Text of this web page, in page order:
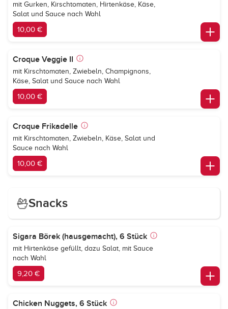
mit Gurken, Kirschtomaten, Hirtenkäse, Käse,
Salat und Sauce nach Wahl
10,00 €
Croque Veggie II
mit Kirschtomaten, Zwiebeln, Champignons,
Käse, Salat und Sauce nach Wahl
10,00 €
Croque Frikadelle
mit Kirschtomaten, Zwiebeln, Käse, Salat und
Sauce nach Wahl
10,00 €
Snacks
Sigara Börek (hausgemacht), 6 Stück
mit Hirtenkäse gefüllt, dazu Salat, mit Sauce
nach Wahl
9,20 €
Chicken Nuggets, 6 Stück